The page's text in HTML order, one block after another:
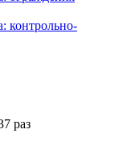
контрольно-
раз